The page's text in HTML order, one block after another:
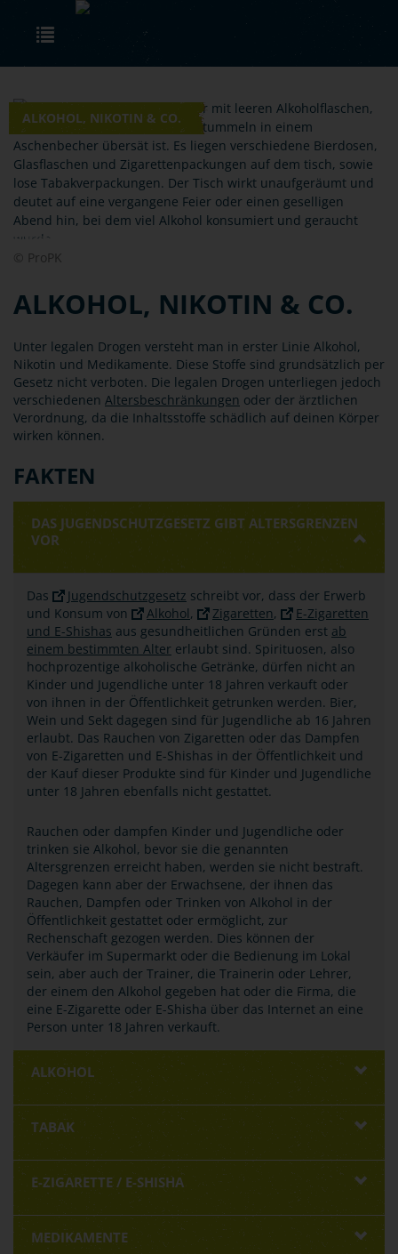
Skip to main content
ALKOHOL, NIKOTIN & CO.
© ProPK
ALKOHOL, NIKOTIN & CO.
Unter legalen Drogen versteht man in erster Linie Alkohol,
Nikotin und Medikamente. Diese Stoffe sind grundsätzlich per
Gesetz nicht verboten. Die legalen Drogen unterliegen jedoch
verschiedenen Altersbeschränkungen oder der ärztlichen
Verordnung, da die Inhaltsstoffe schädlich auf deinen Körper
wirken können.
FAKTEN
DAS JUGENDSCHUTZGESETZ GIBT ALTERSGRENZEN
VOR
Das Jugendschutzgesetz schreibt vor, dass der Erwerb
und Konsum von
Alkohol, Zigaretten,
E-Zigaretten
und E-Shishas aus gesundheitlichen Gründen erst ab
einem bestimmten Alter erlaubt sind. Spirituosen, also
hochprozentige alkoholische Getränke, dürfen nicht an
Kinder und Jugendliche unter 18 Jahren verkauft oder
von ihnen in der Öffentlichkeit getrunken werden. Bier,
Wein und Sekt dagegen sind für Jugendliche ab 16 Jahren
erlaubt. Das Rauchen von Zigaretten oder das Dampfen
von E-Zigaretten und E-Shishas in der Öffentlichkeit und
der Kauf dieser Produkte sind für Kinder und Jugendliche
unter 18 Jahren ebenfalls nicht gestattet.
Rauchen oder dampfen Kinder und Jugendliche oder
trinken sie Alkohol, bevor sie die genannten
Altersgrenzen erreicht haben, werden sie nicht bestraft.
Dagegen kann aber der Erwachsene, der ihnen das
Rauchen, Dampfen oder Trinken von Alkohol in der
Öffentlichkeit gestattet oder ermöglicht, zur
Rechenschaft gezogen werden. Dies können der
Verkäufer im Supermarkt oder die Bedienung im Lokal
sein, aber auch der Trainer, die Trainerin oder Lehrer,
der einem den Alkohol gegeben hat oder die Firma, die
eine E-Zigarette oder E-Shisha über das Internet an eine
Person unter 18 Jahren verkauft.
ALKOHOL
TABAK
E-ZIGARETTE / E-SHISHA
MEDIKAMENTE